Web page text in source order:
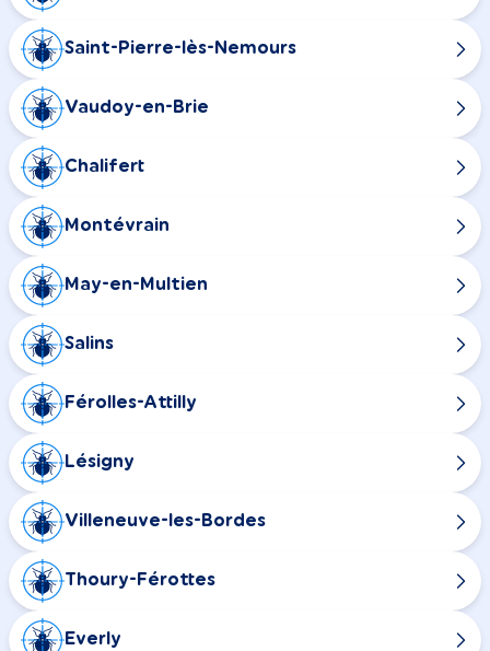
Saint-Pierre-lès-Nemours
Vaudoy-en-Brie
Chalifert
Montévrain
May-en-Multien
Salins
Férolles-Attilly
Lésigny
Villeneuve-les-Bordes
Thoury-Férottes
Everly